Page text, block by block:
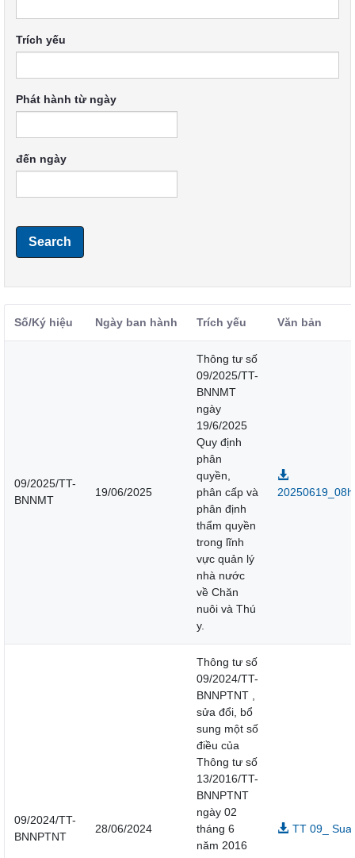
Trích yếu
Phát hành từ ngày
đến ngày
Search
Số/Ký hiệu Ngày ban hành Trích yếu Văn bản
09/2025/TT-
BNNMT
19/06/2025
Thông tư số
09/2025/TT-
BNNMT
ngày
19/6/2025
Quy định
phân
quyền,
phân cấp và
phân định
thẩm quyền
trong lĩnh
vực quản lý
nhà nước
về Chăn
nuôi và Thú
y.
09/2024/TT-
BNNPTNT
28/06/2024
Thông tư số
09/2024/TT-
BNNPTNT ,
sửa đổi, bổ
sung một số
điều của
Thông tư số
13/2016/TT-
BNNPTNT
ngày 02
tháng 6
năm 2016
TT 09_ Sua